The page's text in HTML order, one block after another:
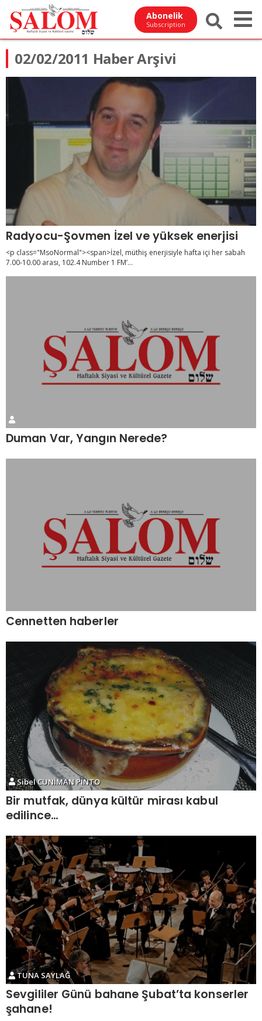
Abonelik
Subscription
02/02/2011 Haber Arşivi
Radyocu-Şovmen İzel ve yüksek enerjisi
<p class="MsoNormal"><span>İzel, müthiş enerjisiyle hafta içi her sabah
7.00-10.00 arası, 102.4 Number 1 FM’...
Duman Var, Yangın Nerede?
Cennetten haberler
Sibel CUNİMAN PİNTO
Bir mutfak, dünya kültür mirası kabul
edilince…
TUNA SAYLAĞ
Sevgililer Günü bahane Şubat’ta konserler
şahane!